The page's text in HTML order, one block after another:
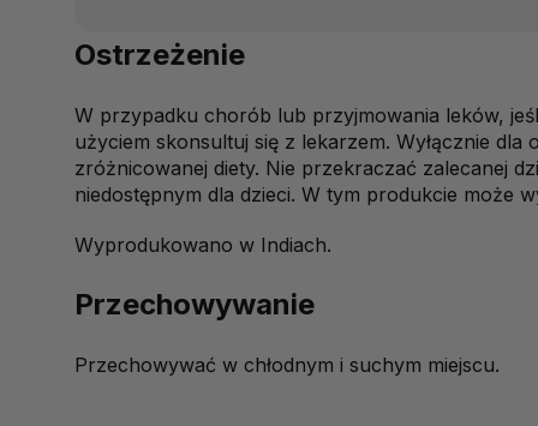
Ostrzeżenie
W przypadku chorób lub przyjmowania leków,
użyciem skonsultuj się z lekarzem. Wyłącznie dla
zróżnicowanej diety. Nie przekraczać zalecanej
niedostępnym dla dzieci. W tym produkcie może
Wyprodukowano w Indiach.
Przechowywanie
Przechowywać w chłodnym i suchym miejscu.